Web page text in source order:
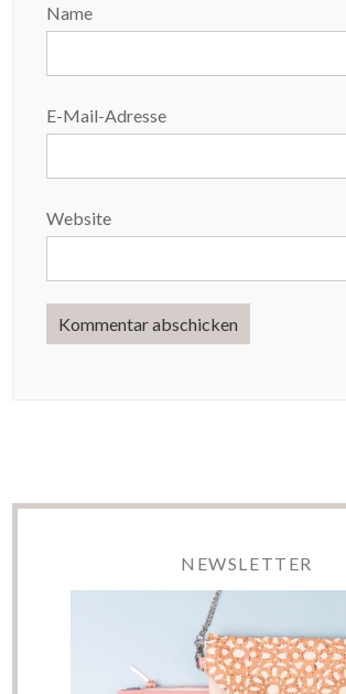
Name
E-Mail-Adresse
Website
NEWSLETTER